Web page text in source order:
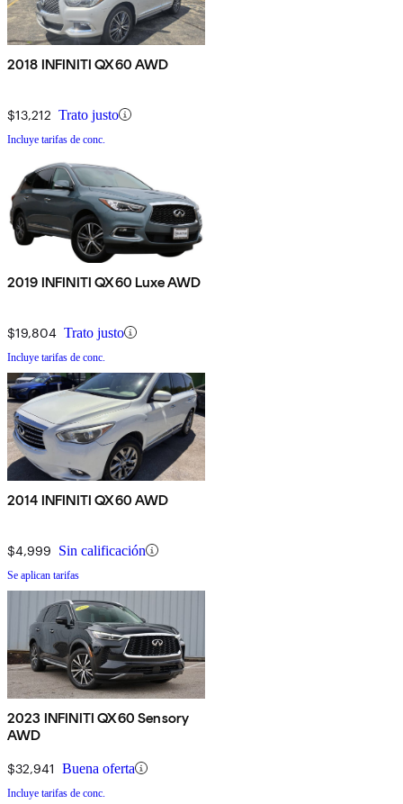
2018 INFINITI QX60 AWD
$13,212 Trato justo
Incluye tarifas de conc.
2019 INFINITI QX60 Luxe AWD
$19,804 Trato justo
Incluye tarifas de conc.
2014 INFINITI QX60 AWD
$4,999 Sin calificación
Se aplican tarifas
2023 INFINITI QX60 Sensory
AWD
$32,941 Buena oferta
Incluye tarifas de conc.